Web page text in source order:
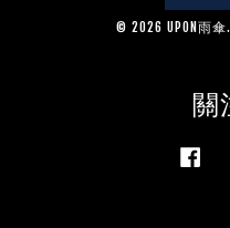
© 2026 UPON雨
關